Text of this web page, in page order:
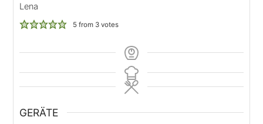
Lena
5from 3votes
GERÄTE